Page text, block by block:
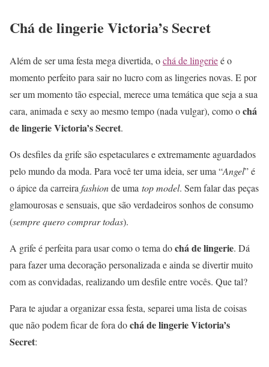
Chá de lingerie Victoria’s Secret
Além de ser uma festa mega divertida, ochá de lingerieé o
momento perfeito para sair no lucro com as lingeries novas. E por
ser um momento tão especial, merece uma temática que seja a sua
cara, animada e sexy ao mesmo tempo (nada vulgar), como ochá
de lingerie Victoria’s Secret.
Os desfiles da grife são espetaculares e extremamente aguardados
pelo mundo da moda. Para você ter uma ideia, ser uma “Angel” é
o ápice da carreira fashionde uma top model. Sem falar das peças
glamourosas e sensuais, que são verdadeiros sonhos de consumo
(sempre quero comprar todas).
A grife é perfeita para usar como o tema dochá de lingerie. Dá
para fazer uma decoração personalizada e ainda se divertir muito
com as convidadas, realizando um desfile entre vocês. Que tal?
Para te ajudar a organizar essa festa, separei uma lista de coisas
que não podem ficar de fora dochá de lingerie Victoria’s
Secret: